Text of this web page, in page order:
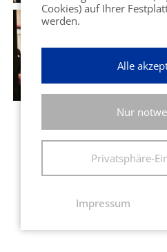
Cookies) auf Ihrer
werden.
Alle
Nur
Privatsphäre-
Impressum